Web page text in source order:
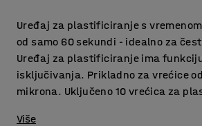
Uređaj za plastificiranje s
od samo 60 sekundi - idealno za
Uređaj za plastificiranje ima
isključivanja. Prikladno za vrećice
mikrona. Uključeno 10 vrećica za
Više